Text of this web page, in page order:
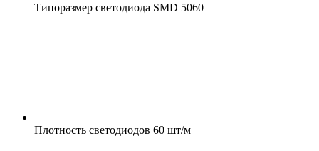
Типоразмер светодиода SMD 5060
Плотность светодиодов 60 шт/м